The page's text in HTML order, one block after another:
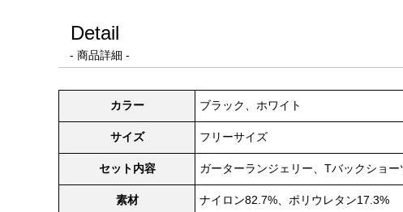
Detail
- 商品詳細 -
カラー ブラック、ホワイト
サイズ フリーサイズ
セット内容 ガーターランジェリー、Tバックショ
素材 ナイロン82.7%、ポリウレタン17.3%